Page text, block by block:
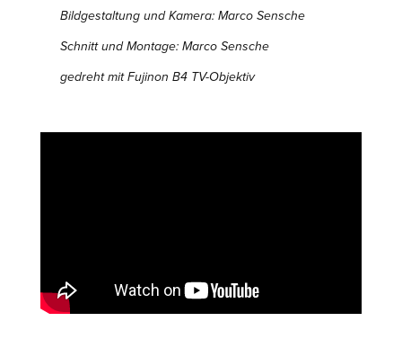
Bildgestaltung und Kamera: Marco Sensche
Schnitt und Montage: Marco Sensche
gedreht mit Fujinon B4 TV-Objektiv